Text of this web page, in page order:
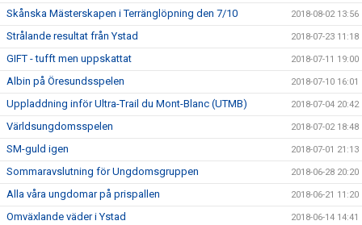
Skånska Mästerskapen i Terränglöpning den 7/10 2018-08-02 13:56
Strålande resultat från Ystad 2018-07-23 11:18
GIFT - tufft men uppskattat 2018-07-11 19:00
Albin på Öresundsspelen 2018-07-10 16:01
Uppladdning inför Ultra-Trail du Mont-Blanc (UTMB) 2018-07-04 20:42
Världsungdomsspelen 2018-07-02 18:48
SM-guld igen 2018-07-01 21:13
Sommaravslutning för Ungdomsgruppen 2018-06-28 20:20
Alla våra ungdomar på prispallen 2018-06-21 11:20
Omväxlande väder i Ystad 2018-06-14 14:41